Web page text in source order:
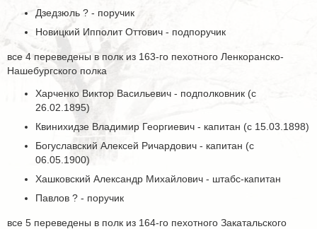
Дзедзюль ? - поручик
Новицкий Ипполит Оттович - подпоручик
все 4 переведены в полк из 163-го пехотного Ленкоранско-
Нашебургского полка
Харченко Виктор Васильевич - подполковник (с
26.02.1895)
Квинихидзе Владимир Георгиевич - капитан (с 15.03.1898)
Богуславский Алексей Ричардович - капитан (с
06.05.1900)
Хашковский Александр Михайлович - штабс-капитан
Павлов ? - поручик
все 5 переведены в полк из 164-го пехотного Закатальского